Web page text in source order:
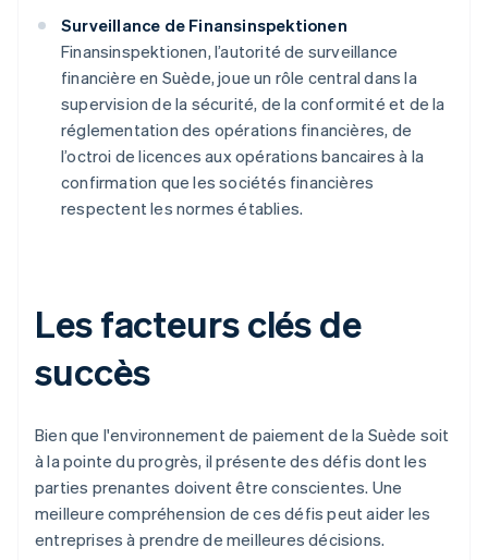
Surveillance de Finansinspektionen
Finansinspektionen, l’autorité de surveillance
financière en Suède, joue un rôle central dans la
supervision de la sécurité, de la conformité et de la
réglementation des opérations financières, de
l’octroi de licences aux opérations bancaires à la
confirmation que les sociétés financières
respectent les normes établies.
Les facteurs clés de
succès
Bien que l'environnement de paiement de la Suède soit
à la pointe du progrès, il présente des défis dont les
parties prenantes doivent être conscientes. Une
meilleure compréhension de ces défis peut aider les
entreprises à prendre de meilleures décisions.